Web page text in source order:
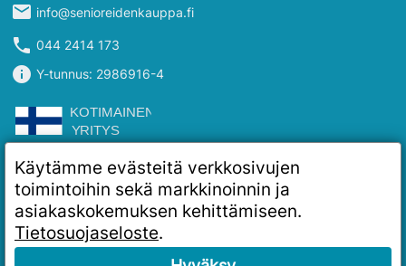
mail info@senioreidenkauppa.fi
phone 044 2414 173
info Y-tunnus: 2986916-4
Käytämme evästeitä verkkosivujen
toimintoihin sekä markkinoinnin ja
asiakaskokemuksen kehittämiseen.
Tietosuojaseloste.